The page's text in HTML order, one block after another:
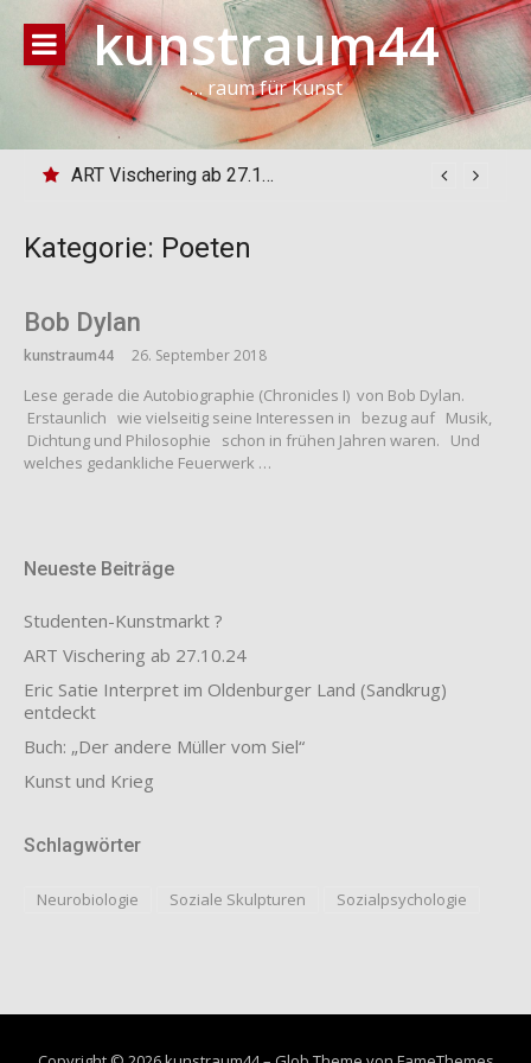
zum
Inhalt
kunstraum44
… raum für kunst
ART Vischering ab 27.10.24
Kategorie: Poeten
Bob Dylan
kunstraum44 26. September 2018
Lese gerade die Autobiographie (Chronicles I) von Bob Dylan.
Erstaunlich wie vielseitig seine Interessen in bezug auf Musik,
Dichtung und Philosophie schon in frühen Jahren waren. Und
welches gedankliche Feuerwerk …
Neueste Beiträge
Studenten-Kunstmarkt ?
ART Vischering ab 27.10.24
Eric Satie Interpret im Oldenburger Land (Sandkrug)
entdeckt
Buch: „Der andere Müller vom Siel“
Kunst und Krieg
Schlagwörter
Neurobiologie Soziale Skulpturen Sozialpsychologie